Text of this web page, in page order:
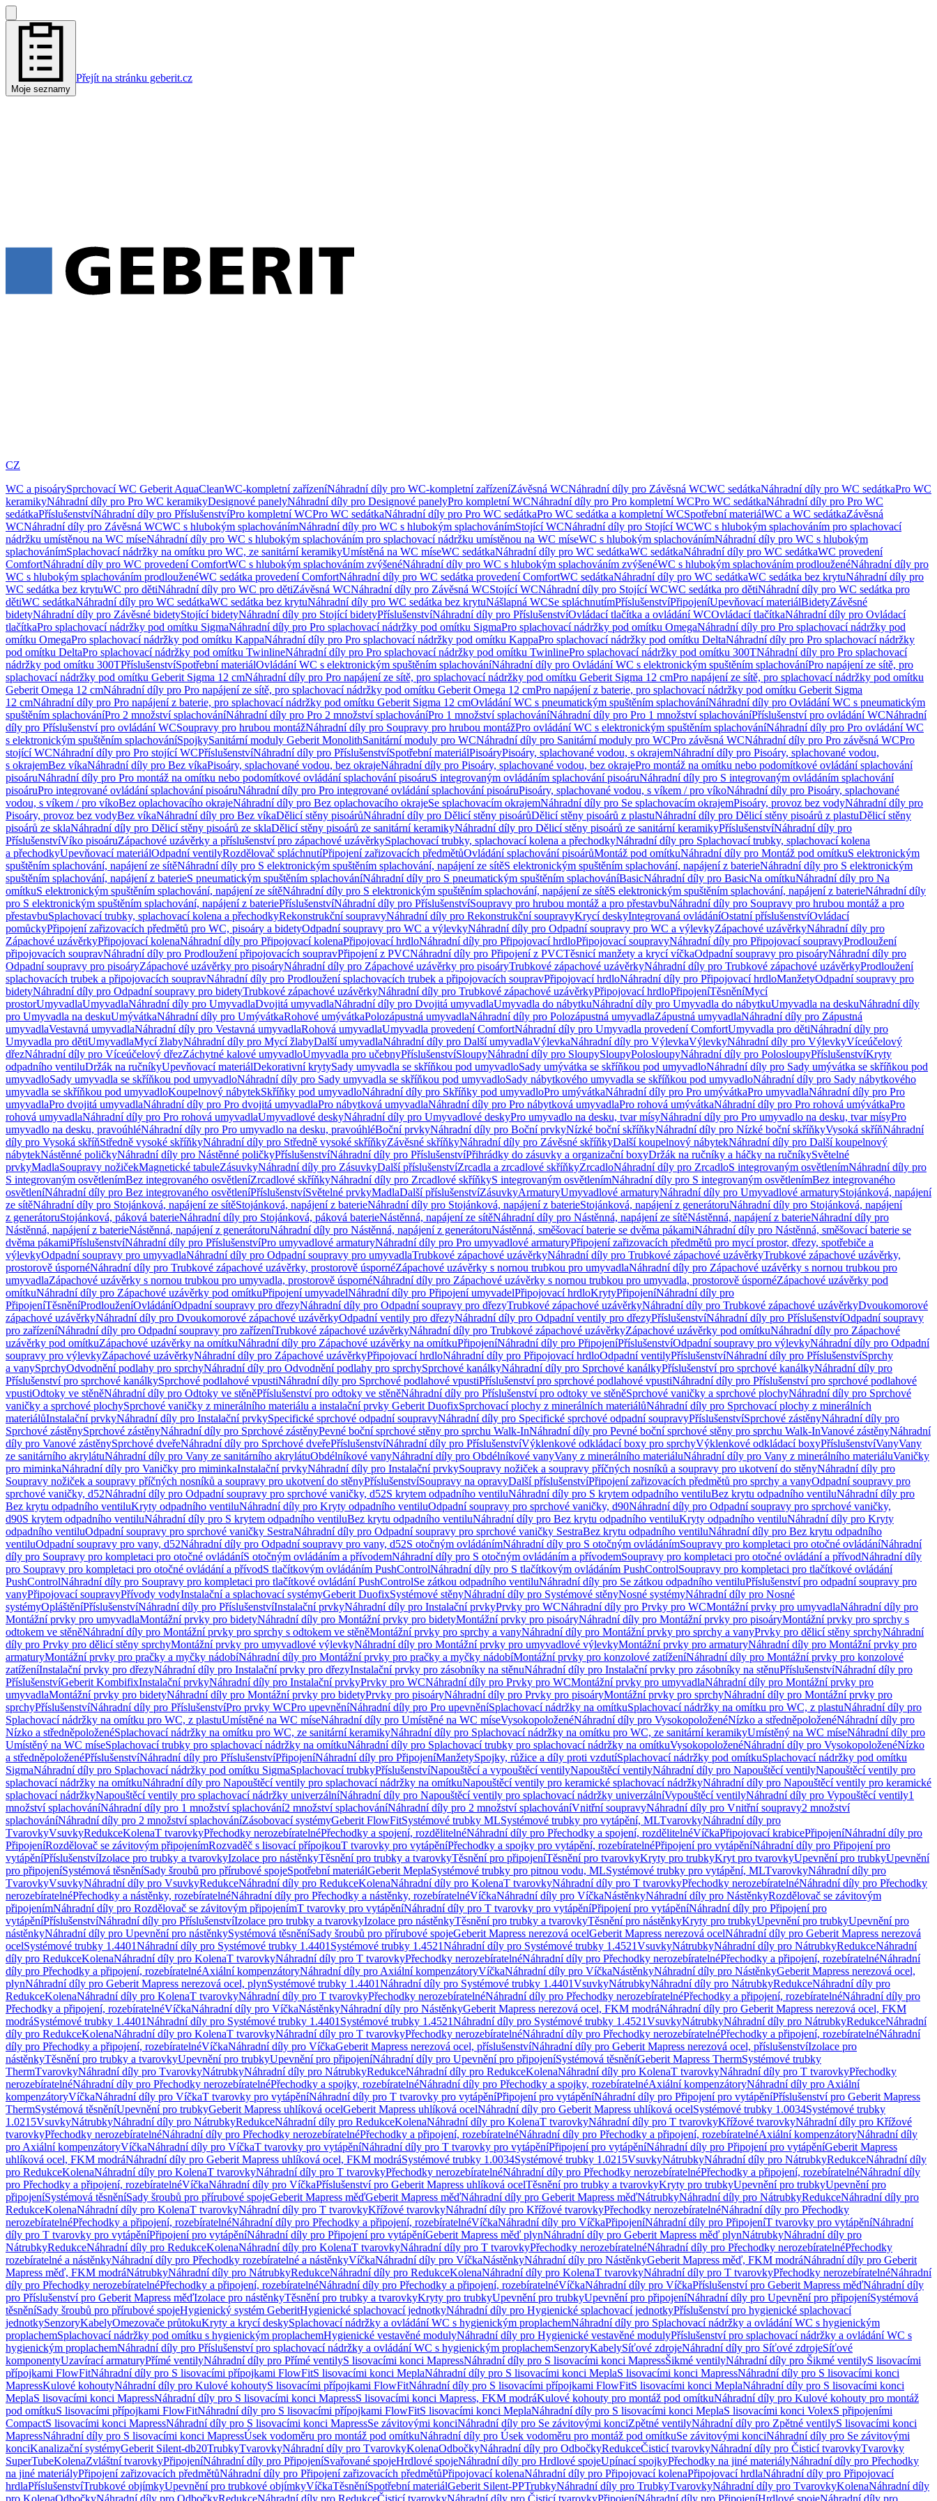
Moje seznamy
Přejít na stránku geberit.cz
CZ
WC a pisoárySprchovací WC Geberit AquaCleanWC-kompletní zařízeníNáhradní díly pro WC-kompletní zařízeníZávěsná WCNáhradní díly pro Závěsná WCWC sedátkaNáhradní díly pro WC sedátkaPro WC
keramikyNáhradní díly pro Pro WC keramikyDesignové panelyNáhradní díly pro Designové panelyPro kompletní WCNáhradní díly pro Pro kompletní WCPro WC sedátkaNáhradní díly pro Pro WC
sedátkaPříslušenstvíNáhradní díly pro PříslušenstvíPro kompletní WCPro WC sedátkaNáhradní díly pro Pro WC sedátkaPro WC sedátka a kompletní WCSpotřební materiálWC a WC sedátkaZávěsná
WCNáhradní díly pro Závěsná WCWC s hlubokým splachovánímNáhradní díly pro WC s hlubokým splachovánímStojící WCNáhradní díly pro Stojící WCWC s hlubokým splachováním pro splachovací
nádržku umístěnou na WC míseNáhradní díly pro WC s hlubokým splachováním pro splachovací nádržku umístěnou na WC míseWC s hlubokým splachovánímNáhradní díly pro WC s hlubokým
splachovánímSplachovací nádržky na omítku pro WC, ze sanitární keramikyUmístěná na WC míseWC sedátkaNáhradní díly pro WC sedátkaWC sedátkaNáhradní díly pro WC sedátkaWC provedení
ComfortNáhradní díly pro WC provedení ComfortWC s hlubokým splachováním zvýšenéNáhradní díly pro WC s hlubokým splachováním zvýšenéWC s hlubokým splachováním prodlouženéNáhradní díly pro
WC s hlubokým splachováním prodlouženéWC sedátka provedení ComfortNáhradní díly pro WC sedátka provedení ComfortWC sedátkaNáhradní díly pro WC sedátkaWC sedátka bez krytuNáhradní díly pro
WC sedátka bez krytuWC pro dětiNáhradní díly pro WC pro dětiZávěsná WCNáhradní díly pro Závěsná WCStojící WCNáhradní díly pro Stojící WCWC sedátka pro dětiNáhradní díly pro WC sedátka pro
dětiWC sedátkaNáhradní díly pro WC sedátkaWC sedátka bez krytuNáhradní díly pro WC sedátka bez krytuNášlapná WCSe spláchnutímPříslušenstvíPřipojeníUpevňovací materiálBidetyZávěsné
bidetyNáhradní díly pro Závěsné bidetyStojící bidetyNáhradní díly pro Stojící bidetyPříslušenstvíNáhradní díly pro PříslušenstvíOvládací tlačítka a ovládání WCOvládací tlačítkaNáhradní díly pro Ovládací
tlačítkaPro splachovací nádržky pod omítku SigmaNáhradní díly pro Pro splachovací nádržky pod omítku SigmaPro splachovací nádržky pod omítku OmegaNáhradní díly pro Pro splachovací nádržky pod
omítku OmegaPro splachovací nádržky pod omítku KappaNáhradní díly pro Pro splachovací nádržky pod omítku KappaPro splachovací nádržky pod omítku DeltaNáhradní díly pro Pro splachovací nádržky
pod omítku DeltaPro splachovací nádržky pod omítku TwinlineNáhradní díly pro Pro splachovací nádržky pod omítku TwinlinePro splachovací nádržky pod omítku 300TNáhradní díly pro Pro splachovací
nádržky pod omítku 300TPříslušenstvíSpotřební materiálOvládání WC s elektronickým spuštěním splachováníNáhradní díly pro Ovládání WC s elektronickým spuštěním splachováníPro napájení ze sítě, pro
splachovací nádržky pod omítku Geberit Sigma 12 cmNáhradní díly pro Pro napájení ze sítě, pro splachovací nádržky pod omítku Geberit Sigma 12 cmPro napájení ze sítě, pro splachovací nádržky pod omítku
Geberit Omega 12 cmNáhradní díly pro Pro napájení ze sítě, pro splachovací nádržky pod omítku Geberit Omega 12 cmPro napájení z baterie, pro splachovací nádržky pod omítku Geberit Sigma
12 cmNáhradní díly pro Pro napájení z baterie, pro splachovací nádržky pod omítku Geberit Sigma 12 cmOvládání WC s pneumatickým spuštěním splachováníNáhradní díly pro Ovládání WC s pneumatickým
spuštěním splachováníPro 2 množství splachováníNáhradní díly pro Pro 2 množství splachováníPro 1 množství splachováníNáhradní díly pro Pro 1 množství splachováníPříslušenství pro ovládání WCNáhradní
díly pro Příslušenství pro ovládání WCSoupravy pro hrubou montážNáhradní díly pro Soupravy pro hrubou montážPro ovládání WC s elektronickým spuštěním splachováníNáhradní díly pro Pro ovládání WC
s elektronickým spuštěním splachováníSpojkySanitární moduly Geberit MonolithSanitární moduly pro WCNáhradní díly pro Sanitární moduly pro WCPro závěsná WCNáhradní díly pro Pro závěsná WCPro
stojící WCNáhradní díly pro Pro stojící WCPříslušenstvíNáhradní díly pro PříslušenstvíSpotřební materiálPisoáryPisoáry, splachované vodou, s okrajemNáhradní díly pro Pisoáry, splachované vodou,
s okrajemBez víkaNáhradní díly pro Bez víkaPisoáry, splachované vodou, bez okrajeNáhradní díly pro Pisoáry, splachované vodou, bez okrajePro montáž na omítku nebo podomítkové ovládání splachování
pisoáruNáhradní díly pro Pro montáž na omítku nebo podomítkové ovládání splachování pisoáruS integrovaným ovládáním splachování pisoáruNáhradní díly pro S integrovaným ovládáním splachování
pisoáruPro integrované ovládání splachování pisoáruNáhradní díly pro Pro integrované ovládání splachování pisoáruPisoáry, splachované vodou, s víkem / pro víkoNáhradní díly pro Pisoáry, splachované
vodou, s víkem / pro víkoBez oplachovacího okrajeNáhradní díly pro Bez oplachovacího okrajeSe splachovacím okrajemNáhradní díly pro Se splachovacím okrajemPisoáry, provoz bez vodyNáhradní díly pro
Pisoáry, provoz bez vodyBez víkaNáhradní díly pro Bez víkaDělicí stěny pisoárůNáhradní díly pro Dělicí stěny pisoárůDělicí stěny pisoárů z plastuNáhradní díly pro Dělicí stěny pisoárů z plastuDělicí stěny
pisoárů ze sklaNáhradní díly pro Dělicí stěny pisoárů ze sklaDělicí stěny pisoárů ze sanitární keramikyNáhradní díly pro Dělicí stěny pisoárů ze sanitární keramikyPříslušenstvíNáhradní díly pro
PříslušenstvíVíko pisoáruZápachové uzávěrky a příslušenství pro zápachové uzávěrkySplachovací trubky, splachovací kolena a přechodkyNáhradní díly pro Splachovací trubky, splachovací kolena
a přechodkyUpevňovací materiálOdpadní ventilyRozdělovač spláchnutíPřipojení zařizovacích předmětůOvládání splachování pisoárůMontáž pod omítkuNáhradní díly pro Montáž pod omítkuS elektronickým
spuštěním splachování, napájení ze sítěNáhradní díly pro S elektronickým spuštěním splachování, napájení ze sítěS elektronickým spuštěním splachování, napájení z baterieNáhradní díly pro S elektronickým
spuštěním splachování, napájení z baterieS pneumatickým spuštěním splachováníNáhradní díly pro S pneumatickým spuštěním splachováníBasicNáhradní díly pro BasicNa omítkuNáhradní díly pro Na
omítkuS elektronickým spuštěním splachování, napájení ze sítěNáhradní díly pro S elektronickým spuštěním splachování, napájení ze sítěS elektronickým spuštěním splachování, napájení z baterieNáhradní díly
pro S elektronickým spuštěním splachování, napájení z bateriePříslušenstvíNáhradní díly pro PříslušenstvíSoupravy pro hrubou montáž a pro přestavbuNáhradní díly pro Soupravy pro hrubou montáž a pro
přestavbuSplachovací trubky, splachovací kolena a přechodkyRekonstrukční soupravyNáhradní díly pro Rekonstrukční soupravyKrycí deskyIntegrovaná ovládáníOstatní příslušenstvíOvládací
pomůckyPřipojení zařizovacích předmětů pro WC, pisoáry a bidetyOdpadní soupravy pro WC a výlevkyNáhradní díly pro Odpadní soupravy pro WC a výlevkyZápachové uzávěrkyNáhradní díly pro
Zápachové uzávěrkyPřipojovací kolenaNáhradní díly pro Připojovací kolenaPřipojovací hrdloNáhradní díly pro Připojovací hrdloPřipojovací soupravyNáhradní díly pro Připojovací soupravyProdloužení
připojovacích soupravNáhradní díly pro Prodloužení připojovacích soupravPřipojení z PVCNáhradní díly pro Připojení z PVCTěsnicí manžety a krycí víčkaOdpadní soupravy pro pisoáryNáhradní díly pro
Odpadní soupravy pro pisoáryZápachové uzávěrky pro pisoáryNáhradní díly pro Zápachové uzávěrky pro pisoáryTrubkové zápachové uzávěrkyNáhradní díly pro Trubkové zápachové uzávěrkyProdloužení
splachovacích trubek a připojovacích soupravNáhradní díly pro Prodloužení splachovacích trubek a připojovacích soupravPřipojovací hrdloNáhradní díly pro Připojovací hrdloManžetyOdpadní soupravy pro
bidetyNáhradní díly pro Odpadní soupravy pro bidetyTrubkové zápachové uzávěrkyNáhradní díly pro Trubkové zápachové uzávěrkyPřipojovací hrdloPřipojeníTěsněníMycí
prostorUmyvadlaUmyvadlaNáhradní díly pro UmyvadlaDvojitá umyvadlaNáhradní díly pro Dvojitá umyvadlaUmyvadla do nábytkuNáhradní díly pro Umyvadla do nábytkuUmyvadla na deskuNáhradní díly
pro Umyvadla na deskuUmývátkaNáhradní díly pro UmývátkaRohové umývátkaPolozápustná umyvadlaNáhradní díly pro Polozápustná umyvadlaZápustná umyvadlaNáhradní díly pro Zápustná
umyvadlaVestavná umyvadlaNáhradní díly pro Vestavná umyvadlaRohová umyvadlaUmyvadla provedení ComfortNáhradní díly pro Umyvadla provedení ComfortUmyvadla pro dětiNáhradní díly pro
Umyvadla pro dětiUmyvadlaMycí žlabyNáhradní díly pro Mycí žlabyDalší umyvadlaNáhradní díly pro Další umyvadlaVýlevkaNáhradní díly pro VýlevkaVýlevkyNáhradní díly pro VýlevkyVíceúčelový
dřezNáhradní díly pro Víceúčelový dřezZáchytné kalové umyvadloUmyvadla pro učebnyPříslušenstvíSloupyNáhradní díly pro SloupySloupyPolosloupyNáhradní díly pro PolosloupyPříslušenstvíKryty
odpadního ventiluDržák na ručníkyUpevňovací materiálDekorativní krytySady umyvadla se skříňkou pod umyvadloSady umývátka se skříňkou pod umyvadloNáhradní díly pro Sady umývátka se skříňkou pod
umyvadloSady umyvadla se skříňkou pod umyvadloNáhradní díly pro Sady umyvadla se skříňkou pod umyvadloSady nábytkového umyvadla se skříňkou pod umyvadloNáhradní díly pro Sady nábytkového
umyvadla se skříňkou pod umyvadloKoupelnový nábytekSkříňky pod umyvadloNáhradní díly pro Skříňky pod umyvadloPro umývátkaNáhradní díly pro Pro umývátkaPro umyvadlaNáhradní díly pro Pro
umyvadlaPro dvojitá umyvadlaNáhradní díly pro Pro dvojitá umyvadlaPro nábytková umyvadlaNáhradní díly pro Pro nábytková umyvadlaPro rohová umývátkaNáhradní díly pro Pro rohová umývátkaPro
rohová umyvadlaNáhradní díly pro Pro rohová umyvadlaUmyvadlové deskyNáhradní díly pro Umyvadlové deskyPro umyvadlo na desku, tvar mísyNáhradní díly pro Pro umyvadlo na desku, tvar mísyPro
umyvadlo na desku, pravoúhléNáhradní díly pro Pro umyvadlo na desku, pravoúhléBoční prvkyNáhradní díly pro Boční prvkyNízké boční skříňkyNáhradní díly pro Nízké boční skříňkyVysoká skříňNáhradní
díly pro Vysoká skříňStředně vysoké skříňkyNáhradní díly pro Středně vysoké skříňkyZávěsné skříňkyNáhradní díly pro Závěsné skříňkyDalší koupelnový nábytekNáhradní díly pro Další koupelnový
nábytekNástěnné poličkyNáhradní díly pro Nástěnné poličkyPříslušenstvíNáhradní díly pro PříslušenstvíPřihrádky do zásuvky a organizační boxyDržák na ručníky a háčky na ručníkySvětelné
prvkyMadlaSoupravy nožičekMagnetické tabuleZásuvkyNáhradní díly pro ZásuvkyDalší příslušenstvíZrcadla a zrcadlové skříňkyZrcadloNáhradní díly pro ZrcadloS integrovaným osvětlenímNáhradní díly pro
S integrovaným osvětlenímBez integrovaného osvětleníZrcadlové skříňkyNáhradní díly pro Zrcadlové skříňkyS integrovaným osvětlenímNáhradní díly pro S integrovaným osvětlenímBez integrovaného
osvětleníNáhradní díly pro Bez integrovaného osvětleníPříslušenstvíSvětelné prvkyMadlaDalší příslušenstvíZásuvkyArmaturyUmyvadlové armaturyNáhradní díly pro Umyvadlové armaturyStojánková, napájení
ze sítěNáhradní díly pro Stojánková, napájení ze sítěStojánková, napájení z baterieNáhradní díly pro Stojánková, napájení z baterieStojánková, napájení z generátoruNáhradní díly pro Stojánková, napájení
z generátoruStojánková, páková baterieNáhradní díly pro Stojánková, páková baterieNástěnná, napájení ze sítěNáhradní díly pro Nástěnná, napájení ze sítěNástěnná, napájení z baterieNáhradní díly pro
Nástěnná, napájení z baterieNástěnná, napájení z generátoruNáhradní díly pro Nástěnná, napájení z generátoruNástěnná, směšovací baterie se dvěma pákamiNáhradní díly pro Nástěnná, směšovací baterie se
dvěma pákamiPříslušenstvíNáhradní díly pro PříslušenstvíPro umyvadlové armaturyNáhradní díly pro Pro umyvadlové armaturyPřipojení zařizovacích předmětů pro mycí prostor, dřezy, spotřebiče a
výlevkyOdpadní soupravy pro umyvadlaNáhradní díly pro Odpadní soupravy pro umyvadlaTrubkové zápachové uzávěrkyNáhradní díly pro Trubkové zápachové uzávěrkyTrubkové zápachové uzávěrky,
prostorově úspornéNáhradní díly pro Trubkové zápachové uzávěrky, prostorově úspornéZápachové uzávěrky s nornou trubkou pro umyvadlaNáhradní díly pro Zápachové uzávěrky s nornou trubkou pro
umyvadlaZápachové uzávěrky s nornou trubkou pro umyvadla, prostorově úspornéNáhradní díly pro Zápachové uzávěrky s nornou trubkou pro umyvadla, prostorově úspornéZápachové uzávěrky pod
omítkuNáhradní díly pro Zápachové uzávěrky pod omítkuPřipojení umyvadelNáhradní díly pro Připojení umyvadelPřipojovací hrdloKrytyPřipojeníNáhradní díly pro
PřipojeníTěsněníProdlouženíOvládáníOdpadní soupravy pro dřezyNáhradní díly pro Odpadní soupravy pro dřezyTrubkové zápachové uzávěrkyNáhradní díly pro Trubkové zápachové uzávěrkyDvoukomorové
zápachové uzávěrkyNáhradní díly pro Dvoukomorové zápachové uzávěrkyOdpadní ventily pro dřezyNáhradní díly pro Odpadní ventily pro dřezyPříslušenstvíNáhradní díly pro PříslušenstvíOdpadní soupravy
pro zařízeníNáhradní díly pro Odpadní soupravy pro zařízeníTrubkové zápachové uzávěrkyNáhradní díly pro Trubkové zápachové uzávěrkyZápachové uzávěrky pod omítkuNáhradní díly pro Zápachové
uzávěrky pod omítkuZápachové uzávěrky na omítkuNáhradní díly pro Zápachové uzávěrky na omítkuPřipojeníNáhradní díly pro PřipojeníPříslušenstvíOdpadní soupravy pro výlevkyNáhradní díly pro Odpadní
soupravy pro výlevkyZápachové uzávěrkyNáhradní díly pro Zápachové uzávěrkyPřipojovací hrdloNáhradní díly pro Připojovací hrdloOdpadní ventilyPříslušenstvíNáhradní díly pro PříslušenstvíSprchy
a vanySprchyOdvodnění podlahy pro sprchyNáhradní díly pro Odvodnění podlahy pro sprchySprchové kanálkyNáhradní díly pro Sprchové kanálkyPříslušenství pro sprchové kanálkyNáhradní díly pro
Příslušenství pro sprchové kanálkySprchové podlahové vpustiNáhradní díly pro Sprchové podlahové vpustiPříslušenství pro sprchové podlahové vpustiNáhradní díly pro Příslušenství pro sprchové podlahové
vpustiOdtoky ve stěněNáhradní díly pro Odtoky ve stěněPříslušenství pro odtoky ve stěněNáhradní díly pro Příslušenství pro odtoky ve stěněSprchové vaničky a sprchové plochyNáhradní díly pro Sprchové
vaničky a sprchové plochySprchové vaničky z minerálního materiálu a instalační prvky Geberit DuofixSprchovací plochy z minerálních materiálůNáhradní díly pro Sprchovací plochy z minerálních
materiálůInstalační prvkyNáhradní díly pro Instalační prvkySpecifické sprchové odpadní soupravyNáhradní díly pro Specifické sprchové odpadní soupravyPříslušenstvíSprchové zástěnyNáhradní díly pro
Sprchové zástěnySprchové zástěnyNáhradní díly pro Sprchové zástěnyPevné boční sprchové stěny pro sprchu Walk-InNáhradní díly pro Pevné boční sprchové stěny pro sprchu Walk-InVanové zástěnyNáhradní
díly pro Vanové zástěnySprchové dveřeNáhradní díly pro Sprchové dveřePříslušenstvíNáhradní díly pro PříslušenstvíVýklenkové odkládací boxy pro sprchyVýklenkové odkládací boxyPříslušenstvíVanyVany
ze sanitárního akrylátuNáhradní díly pro Vany ze sanitárního akrylátuObdélníkové vanyNáhradní díly pro Obdélníkové vanyVany z minerálního materiáluNáhradní díly pro Vany z minerálního materiáluVaničky
pro miminkaNáhradní díly pro Vaničky pro miminkaInstalační prvkyNáhradní díly pro Instalační prvkySoupravy nožiček a soupravy příčných nosníků a soupravy pro ukotvení do stěnyNáhradní díly pro
Soupravy nožiček a soupravy příčných nosníků a soupravy pro ukotvení do stěnyPříslušenstvíSoupravy na opravyDalší příslušenstvíPřipojení zařizovacích předmětů pro sprchy a vanyOdpadní soupravy pro
sprchové vaničky, d52Náhradní díly pro Odpadní soupravy pro sprchové vaničky, d52S krytem odpadního ventiluNáhradní díly pro S krytem odpadního ventiluBez krytu odpadního ventiluNáhradní díly pro
Bez krytu odpadního ventiluKryty odpadního ventiluNáhradní díly pro Kryty odpadního ventiluOdpadní soupravy pro sprchové vaničky, d90Náhradní díly pro Odpadní soupravy pro sprchové vaničky,
d90S krytem odpadního ventiluNáhradní díly pro S krytem odpadního ventiluBez krytu odpadního ventiluNáhradní díly pro Bez krytu odpadního ventiluKryty odpadního ventiluNáhradní díly pro Kryty
odpadního ventiluOdpadní soupravy pro sprchové vaničky SestraNáhradní díly pro Odpadní soupravy pro sprchové vaničky SestraBez krytu odpadního ventiluNáhradní díly pro Bez krytu odpadního
ventiluOdpadní soupravy pro vany, d52Náhradní díly pro Odpadní soupravy pro vany, d52S otočným ovládánímNáhradní díly pro S otočným ovládánímSoupravy pro kompletaci pro otočné ovládáníNáhradní
díly pro Soupravy pro kompletaci pro otočné ovládáníS otočným ovládáním a přívodemNáhradní díly pro S otočným ovládáním a přívodemSoupravy pro kompletaci pro otočné ovládání a přívodNáhradní díly
pro Soupravy pro kompletaci pro otočné ovládání a přívodS tlačítkovým ovládáním PushControlNáhradní díly pro S tlačítkovým ovládáním PushControlSoupravy pro kompletaci pro tlačítkové ovládání
PushControlNáhradní díly pro Soupravy pro kompletaci pro tlačítkové ovládání PushControlSe zátkou odpadního ventiluNáhradní díly pro Se zátkou odpadního ventiluPříslušenství pro odpadní soupravy pro
vanyPřipojovací soupravyPřívody vodyInstalační a splachovací systémyGeberit DuofixSystémové stěnyNáhradní díly pro Systémové stěnyNosné systémyNáhradní díly pro Nosné
systémyOpláštěníPříslušenstvíNáhradní díly pro PříslušenstvíInstalační prvkyNáhradní díly pro Instalační prvkyPrvky pro WCNáhradní díly pro Prvky pro WCMontážní prvky pro umyvadlaNáhradní díly pro
Montážní prvky pro umyvadlaMontážní prvky pro bidetyNáhradní díly pro Montážní prvky pro bidetyMontážní prvky pro pisoáryNáhradní díly pro Montážní prvky pro pisoáryMontážní prvky pro sprchy s
odtokem ve stěněNáhradní díly pro Montážní prvky pro sprchy s odtokem ve stěněMontážní prvky pro sprchy a vanyNáhradní díly pro Montážní prvky pro sprchy a vanyPrvky pro dělicí stěny sprchyNáhradní
díly pro Prvky pro dělicí stěny sprchyMontážní prvky pro umyvadlové výlevkyNáhradní díly pro Montážní prvky pro umyvadlové výlevkyMontážní prvky pro armaturyNáhradní díly pro Montážní prvky pro
armaturyMontážní prvky pro pračky a myčky nádobíNáhradní díly pro Montážní prvky pro pračky a myčky nádobíMontážní prvky pro konzolové zatíženíNáhradní díly pro Montážní prvky pro konzolové
zatíženíInstalační prvky pro dřezyNáhradní díly pro Instalační prvky pro dřezyInstalační prvky pro zásobníky na stěnuNáhradní díly pro Instalační prvky pro zásobníky na stěnuPříslušenstvíNáhradní díly pro
PříslušenstvíGeberit KombifixInstalační prvkyNáhradní díly pro Instalační prvkyPrvky pro WCNáhradní díly pro Prvky pro WCMontážní prvky pro umyvadlaNáhradní díly pro Montážní prvky pro
umyvadlaMontážní prvky pro bidetyNáhradní díly pro Montážní prvky pro bidetyPrvky pro pisoáryNáhradní díly pro Prvky pro pisoáryMontážní prvky pro sprchyNáhradní díly pro Montážní prvky pro
sprchyPříslušenstvíNáhradní díly pro PříslušenstvíPro prvky WCPro upevněníNáhradní díly pro Pro upevněníSplachovací nádržky na omítkuSplachovací nádržky na omítku pro WC, z plastuNáhradní díly pro
Splachovací nádržky na omítku pro WC, z plastuUmístěné na WC míseNáhradní díly pro Umístěné na WC míseVysokopoloženéNáhradní díly pro VysokopoloženéNízko a středněpoloženéNáhradní díly pro
Nízko a středněpoloženéSplachovací nádržky na omítku pro WC, ze sanitární keramikyNáhradní díly pro Splachovací nádržky na omítku pro WC, ze sanitární keramikyUmístěný na WC míseNáhradní díly pro
Umístěný na WC míseSplachovací trubky pro splachovací nádržky na omítkuNáhradní díly pro Splachovací trubky pro splachovací nádržky na omítkuVysokopoloženéNáhradní díly pro VysokopoloženéNízko
a středněpoloženéPříslušenstvíNáhradní díly pro PříslušenstvíPřipojeníNáhradní díly pro PřipojeníManžetySpojky, růžice a díly proti vzdutíSplachovací nádržky pod omítkuSplachovací nádržky pod omítku
SigmaNáhradní díly pro Splachovací nádržky pod omítku SigmaSplachovací trubkyPříslušenstvíNapouštěcí a vypouštěcí ventilyNapouštěcí ventilyNáhradní díly pro Napouštěcí ventilyNapouštěcí ventily pro
splachovací nádržky na omítkuNáhradní díly pro Napouštěcí ventily pro splachovací nádržky na omítkuNapouštěcí ventily pro keramické splachovací nádržkyNáhradní díly pro Napouštěcí ventily pro keramické
splachovací nádržkyNapouštěcí ventily pro splachovací nádržky univerzálníNáhradní díly pro Napouštěcí ventily pro splachovací nádržky univerzálníVypouštěcí ventilyNáhradní díly pro Vypouštěcí ventily1
množství splachováníNáhradní díly pro 1 množství splachování2 množství splachováníNáhradní díly pro 2 množství splachováníVnitřní soupravyNáhradní díly pro Vnitřní soupravy2 množství
splachováníNáhradní díly pro 2 množství splachováníZásobovací systémyGeberit FlowFitSystémové trubky MLSystémové trubky pro vytápění, MLTvarovkyNáhradní díly pro
TvarovkyVsuvkyRedukceKolenaT tvarovkyPřechodky nerozebíratelnéPřechodky a spojení, rozdělitelnéNáhradní díly pro Přechodky a spojení, rozdělitelnéVíčkaPřipojovací krabicePřipojeníNáhradní díly pro
PřipojeníRozdělovač se závitovým připojenímRozvaděč s lisovací přípojkouT tvarovky pro vytápěníPřechodky a spojky pro vytápění, rozebíratelnéPřipojení pro vytápěníNáhradní díly pro Připojení pro
vytápěníPříslušenstvíIzolace pro trubky a tvarovkyIzolace pro nástěnkyTěsnění pro trubky a tvarovkyTěsnění pro připojeníTěsnění pro tvarovkyKryty pro trubkyKryt pro tvarovkyUpevnění pro trubkyUpevnění
pro připojeníSystémová těsněníSady šroubů pro přírubové spojeSpotřební materiálGeberit MeplaSystémové trubky pro pitnou vodu, MLSystémové trubky pro vytápění, MLTvarovkyNáhradní díly pro
TvarovkyVsuvkyNáhradní díly pro VsuvkyRedukceNáhradní díly pro RedukceKolenaNáhradní díly pro KolenaT tvarovkyNáhradní díly pro T tvarovkyPřechodky nerozebíratelnéNáhradní díly pro Přechodky
nerozebíratelnéPřechodky a nástěnky, rozebíratelnéNáhradní díly pro Přechodky a nástěnky, rozebíratelnéVíčkaNáhradní díly pro VíčkaNástěnkyNáhradní díly pro NástěnkyRozdělovač se závitovým
připojenímNáhradní díly pro Rozdělovač se závitovým připojenímT tvarovky pro vytápěníNáhradní díly pro T tvarovky pro vytápěníPřipojení pro vytápěníNáhradní díly pro Připojení pro
vytápěníPříslušenstvíNáhradní díly pro PříslušenstvíIzolace pro trubky a tvarovkyIzolace pro nástěnkyTěsnění pro trubky a tvarovkyTěsnění pro nástěnkyKryty pro trubkyUpevnění pro trubkyUpevnění pro
nástěnkyNáhradní díly pro Upevnění pro nástěnkySystémová těsněníSady šroubů pro přírubové spojeGeberit Mapress nerezová ocelGeberit Mapress nerezová ocelNáhradní díly pro Geberit Mapress nerezová
ocelSystémové trubky 1.4401Náhradní díly pro Systémové trubky 1.4401 Systémové trubky 1.4521Náhradní díly pro Systémové trubky 1.4521VsuvkyNátrubkyNáhradní díly pro NátrubkyRedukceNáhradní
díly pro RedukceKolenaNáhradní díly pro KolenaT tvarovkyNáhradní díly pro T tvarovkyPřechodky nerozebíratelnéNáhradní díly pro Přechodky nerozebíratelnéPřechodky a připojení, rozebíratelnéNáhradní
díly pro Přechodky a připojení, rozebíratelnéAxiální kompenzátoryNáhradní díly pro Axiální kompenzátoryVíčkaNáhradní díly pro VíčkaNástěnkyNáhradní díly pro NástěnkyGeberit Mapress nerezová ocel,
plynNáhradní díly pro Geberit Mapress nerezová ocel, plynSystémové trubky 1.4401Náhradní díly pro Systémové trubky 1.4401VsuvkyNátrubkyNáhradní díly pro NátrubkyRedukceNáhradní díly pro
RedukceKolenaNáhradní díly pro KolenaT tvarovkyNáhradní díly pro T tvarovkyPřechodky nerozebíratelnéNáhradní díly pro Přechodky nerozebíratelnéPřechodky a připojení, rozebíratelnéNáhradní díly pro
Přechodky a připojení, rozebíratelnéVíčkaNáhradní díly pro VíčkaNástěnkyNáhradní díly pro NástěnkyGeberit Mapress nerezová ocel, FKM modráNáhradní díly pro Geberit Mapress nerezová ocel, FKM
modráSystémové trubky 1.4401Náhradní díly pro Systémové trubky 1.4401 Systémové trubky 1.4521Náhradní díly pro Systémové trubky 1.4521VsuvkyNátrubkyNáhradní díly pro NátrubkyRedukceNáhradní
díly pro RedukceKolenaNáhradní díly pro KolenaT tvarovkyNáhradní díly pro T tvarovkyPřechodky nerozebíratelnéNáhradní díly pro Přechodky nerozebíratelnéPřechodky a připojení, rozebíratelnéNáhradní
díly pro Přechodky a připojení, rozebíratelnéVíčkaNáhradní díly pro VíčkaGeberit Mapress nerezová ocel, příslušenstvíNáhradní díly pro Geberit Mapress nerezová ocel, příslušenstvíIzolace pro
nástěnkyTěsnění pro trubky a tvarovkyUpevnění pro trubkyUpevnění pro připojeníNáhradní díly pro Upevnění pro připojeníSystémová těsněníGeberit Mapress ThermSystémové trubky
ThermTvarovkyNáhradní díly pro TvarovkyNátrubkyNáhradní díly pro NátrubkyRedukceNáhradní díly pro RedukceKolenaNáhradní díly pro KolenaT tvarovkyNáhradní díly pro T tvarovkyPřechodky
nerozebíratelnéNáhradní díly pro Přechodky nerozebíratelnéPřechodky a spojky, rozebíratelnéNáhradní díly pro Přechodky a spojky, rozebíratelnéAxiální kompenzátoryNáhradní díly pro Axiální
kompenzátoryVíčkaNáhradní díly pro VíčkaT tvarovky pro vytápěníNáhradní díly pro T tvarovky pro vytápěníPřipojení pro vytápěníNáhradní díly pro Připojení pro vytápěníPříslušenství pro Geberit Mapress
ThermSystémová těsněníUpevnění pro trubkyGeberit Mapress uhlíková ocelGeberit Mapress uhlíková ocelNáhradní díly pro Geberit Mapress uhlíková ocelSystémové trubky 1.0034Systémové trubky
1.0215VsuvkyNátrubkyNáhradní díly pro NátrubkyRedukceNáhradní díly pro RedukceKolenaNáhradní díly pro KolenaT tvarovkyNáhradní díly pro T tvarovkyKřížové tvarovkyNáhradní díly pro Křížové
tvarovkyPřechodky nerozebíratelnéNáhradní díly pro Přechodky nerozebíratelnéPřechodky a připojení, rozebíratelnéNáhradní díly pro Přechodky a připojení, rozebíratelnéAxiální kompenzátoryNáhradní díly
pro Axiální kompenzátoryVíčkaNáhradní díly pro VíčkaT tvarovky pro vytápěníNáhradní díly pro T tvarovky pro vytápěníPřipojení pro vytápěníNáhradní díly pro Připojení pro vytápěníGeberit Mapress
uhlíková ocel, FKM modráNáhradní díly pro Geberit Mapress uhlíková ocel, FKM modráSystémové trubky 1.0034Systémové trubky 1.0215VsuvkyNátrubkyNáhradní díly pro NátrubkyRedukceNáhradní díly
pro RedukceKolenaNáhradní díly pro KolenaT tvarovkyNáhradní díly pro T tvarovkyPřechodky nerozebíratelnéNáhradní díly pro Přechodky nerozebíratelnéPřechodky a připojení, rozebíratelnéNáhradní díly
pro Přechodky a připojení, rozebíratelnéVíčkaNáhradní díly pro VíčkaPříslušenství pro Geberit Mapress uhlíková ocelTěsnění pro trubky a tvarovkyKryty pro trubkyUpevnění pro trubkyUpevnění pro
připojeníSystémová těsněníSady šroubů pro přírubové spojeGeberit Mapress měďGeberit Mapress měďNáhradní díly pro Geberit Mapress měďNátrubkyNáhradní díly pro NátrubkyRedukceNáhradní díly pro
RedukceKolenaNáhradní díly pro KolenaT tvarovkyNáhradní díly pro T tvarovkyKřížové tvarovkyNáhradní díly pro Křížové tvarovkyPřechodky nerozebíratelnéNáhradní díly pro Přechodky
nerozebíratelnéPřechodky a připojení, rozebíratelnéNáhradní díly pro Přechodky a připojení, rozebíratelnéVíčkaNáhradní díly pro VíčkaPřipojeníNáhradní díly pro PřipojeníT tvarovky pro vytápěníNáhradní
díly pro T tvarovky pro vytápěníPřipojení pro vytápěníNáhradní díly pro Připojení pro vytápěníGeberit Mapress měď plynNáhradní díly pro Geberit Mapress měď plynNátrubkyNáhradní díly pro
NátrubkyRedukceNáhradní díly pro RedukceKolenaNáhradní díly pro KolenaT tvarovkyNáhradní díly pro T tvarovkyPřechodky nerozebíratelnéNáhradní díly pro Přechodky nerozebíratelnéPřechodky
rozebíratelné a nástěnkyNáhradní díly pro Přechodky rozebíratelné a nástěnkyVíčkaNáhradní díly pro VíčkaNástěnkyNáhradní díly pro NástěnkyGeberit Mapress měď, FKM modráNáhradní díly pro Geberit
Mapress měď, FKM modráNátrubkyNáhradní díly pro NátrubkyRedukceNáhradní díly pro RedukceKolenaNáhradní díly pro KolenaT tvarovkyNáhradní díly pro T tvarovkyPřechodky nerozebíratelnéNáhradní
díly pro Přechodky nerozebíratelnéPřechodky a připojení, rozebíratelnéNáhradní díly pro Přechodky a připojení, rozebíratelnéVíčkaNáhradní díly pro VíčkaPříslušenství pro Geberit Mapress měďNáhradní díly
pro Příslušenství pro Geberit Mapress měďIzolace pro nástěnkyTěsnění pro trubky a tvarovkyKryty pro trubkyUpevnění pro trubkyUpevnění pro připojeníNáhradní díly pro Upevnění pro připojeníSystémová
těsněníSady šroubů pro přírubové spojeHygienický systém GeberitHygienické splachovací jednotkyNáhradní díly pro Hygienické splachovací jednotkyPříslušenství pro hygienické splachovací
jednotkySenzoryKabelyOmezovače průtokuKryty a krycí deskySplachovací nádržky a ovládání WC s hygienickým proplachemNáhradní díly pro Splachovací nádržky a ovládání WC s hygienickým
proplachemSplachovací nádržky pod omítku s hygienickým proplachemHygienické vestavěné modulyNáhradní díly pro Hygienické vestavěné modulyPříslušenství pro splachovací nádržky a ovládání WC s
hygienickým proplachemNáhradní díly pro Příslušenství pro splachovací nádržky a ovládání WC s hygienickým proplachemSenzoryKabelySíťové zdrojeNáhradní díly pro Síťové zdrojeSíťové
komponentyUzavírací armaturyPřímé ventilyNáhradní díly pro Přímé ventilyS lisovacími konci MapressNáhradní díly pro S lisovacími konci MapressŠikmé ventilyNáhradní díly pro Šikmé ventilyS lisovacími
přípojkami FlowFitNáhradní díly pro S lisovacími přípojkami FlowFitS lisovacími konci MeplaNáhradní díly pro S lisovacími konci MeplaS lisovacími konci MapressNáhradní díly pro S lisovacími konci
MapressKulové kohoutyNáhradní díly pro Kulové kohoutyS lisovacími přípojkami FlowFitNáhradní díly pro S lisovacími přípojkami FlowFitS lisovacími konci MeplaNáhradní díly pro S lisovacími konci
MeplaS lisovacími konci MapressNáhradní díly pro S lisovacími konci MapressS lisovacími konci Mapress, FKM modráKulové kohouty pro montáž pod omítkuNáhradní díly pro Kulové kohouty pro montáž
pod omítkuS lisovacími přípojkami FlowFitNáhradní díly pro S lisovacími přípojkami FlowFitS lisovacími konci MeplaNáhradní díly pro S lisovacími konci MeplaS lisovacími konci VolexS připojeními
CompactS lisovacími konci MapressNáhradní díly pro S lisovacími konci MapressSe závitovými konciNáhradní díly pro Se závitovými konciZpětné ventilyNáhradní díly pro Zpětné ventilyS lisovacími konci
MapressNáhradní díly pro S lisovacími konci MapressÚsek vodoměru pro montáž pod omítkuNáhradní díly pro Úsek vodoměru pro montáž pod omítkuSe závitovými konciNáhradní díly pro Se závitovými
konciKanalizační systémyGeberit Silent-db20TrubkyTvarovkyNáhradní díly pro TvarovkyKolenaOdbočkyNáhradní díly pro OdbočkyRedukceČisticí tvarovkyNáhradní díly pro Čisticí tvarovkyTvarovky
SuperTubeKolenaZvláštní tvarovkyPřipojeníNáhradní díly pro PřipojeníSvařované spojeHrdlové spojeNáhradní díly pro Hrdlové spojeUpínací spojkyPřechodky na jiné materiályNáhradní díly pro Přechodky
na jiné materiályPřipojení zařizovacích předmětůNáhradní díly pro Připojení zařizovacích předmětůPřipojovací kolenaNáhradní díly pro Připojovací kolenaPřipojovací hrdlaNáhradní díly pro Připojovací
hrdlaPříslušenstvíTrubkové objímkyUpevnění pro trubkové objímkyVíčkaTěsněníSpotřební materiálGeberit Silent-PPTrubkyNáhradní díly pro TrubkyTvarovkyNáhradní díly pro TvarovkyKolenaNáhradní díly
pro KolenaOdbočkyNáhradní díly pro OdbočkyRedukceNáhradní díly pro RedukceČisticí tvarovkyNáhradní díly pro Čisticí tvarovkyPřipojeníNáhradní díly pro PřipojeníHrdlové spojeNáhradní díly pro